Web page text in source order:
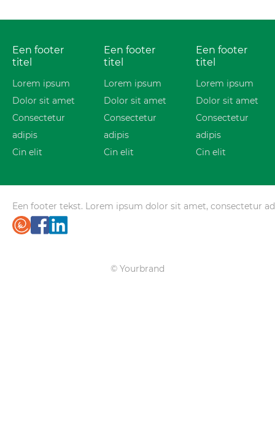
Een footer
titel
Lorem ipsum
Dolor sit amet
Consectetur
adipis
Cin elit
Een footer
titel
Lorem ipsum
Dolor sit amet
Consectetur
adipis
Cin elit
Een footer
titel
Lorem ipsum
Dolor sit amet
Consectetur
adipis
Cin elit
Een footer tekst. Lorem ipsum dolor sit amet, consectetur
© Yourbrand